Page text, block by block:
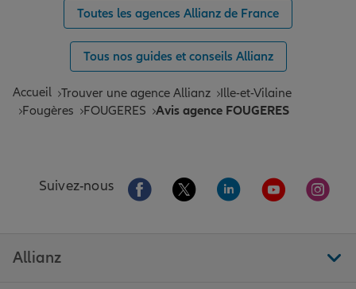
Toutes les agences Allianz de France
Tous nos guides et conseils Allianz
Accueil Trouver une agence Allianz
Ille-et-Vilaine
Fougères
FOUGERES Avis agence FOUGERES
Suivez-nous Aller sur la page Facebook de Allianz
Aller sur la page Twitter de
Aller sur la page
Aller sur la
Aller
Allianz